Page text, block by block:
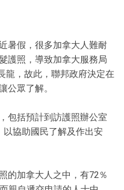
暑假，很多加拿大人難耐
護照，導致加拿大服務局
龍，故此，聯邦政府決定在
公眾了解。
包括預計到訪護照辦公室
協助國民了解及作出安
的加拿大人之中，有72％